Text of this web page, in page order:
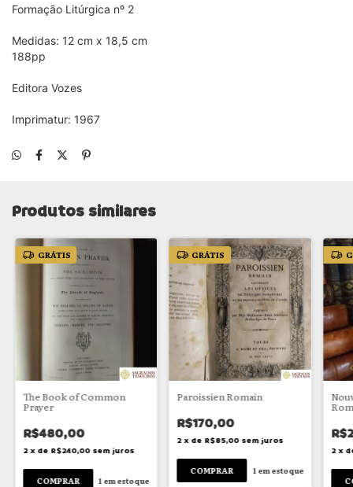
Formação Litúrgica nº 2
Medidas: 12 cm x 18,5 cm
188pp
Editora Vozes
Imprimatur: 1967
Produtos similares
GRÁTIS
The Book of Common
Prayer
R$480,00
2 x de R$240,00 sem juros
1 em estoque
GRÁTIS
Paroissien Romain
R$170,00
2 x de R$85,00 sem juros
1 em estoque
2 x